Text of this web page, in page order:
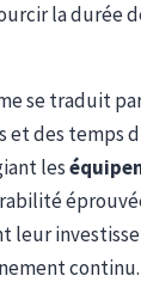
la durée
se traduit
et des temps
les
leur
continu.